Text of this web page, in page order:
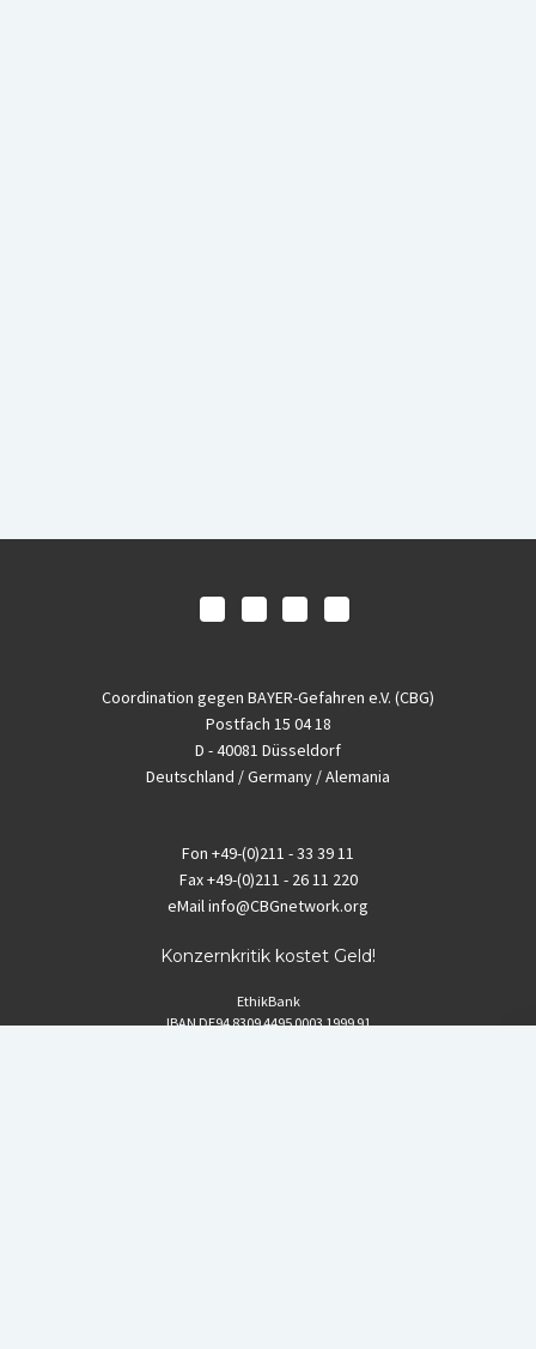
Coordination gegen BAYER-Gefahren e.V. (CBG)
Postfach 15 04 18
D - 40081 Düsseldorf
Deutschland / Germany / Alemania
Fon +49-(0)211 - 33 39 11
Fax+49-(0)211 - 26 11 220
eMailinfo@CBGnetwork.org
Konzernkritik kostet Geld!
EthikBank
IBAN DE94 8309 4495 0003 1999 91